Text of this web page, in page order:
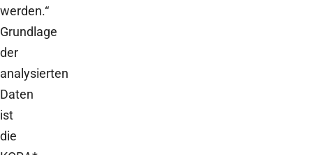
werden.“
Grundlage
der
analysierten
Daten
ist
die